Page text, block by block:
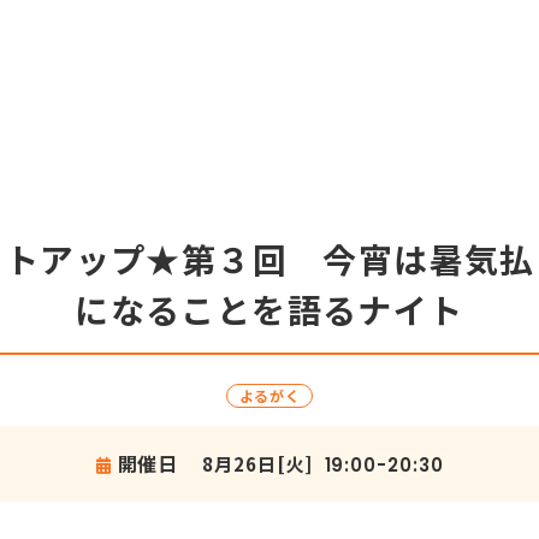
トアップ★第３回 今宵は暑気払
になることを語るナイト
よるがく
開催日 8月26日[火] 19:00-20:30